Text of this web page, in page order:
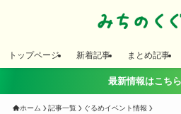
トップページ 新着記事 まとめ記事
最新情報はこち
ホーム 記事一覧 ぐるめイベント情報